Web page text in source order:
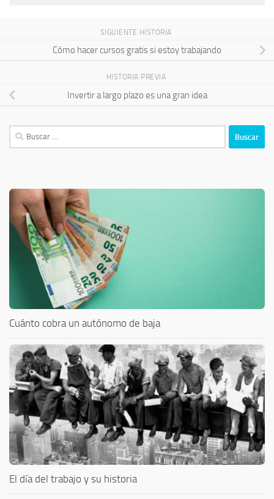
SIGUIENTE HISTORIA
Cómo hacer cursos gratis si estoy trabajando
HISTORIA PREVIA
Invertir a largo plazo es una gran idea
Buscar:
Cuánto cobra un autónomo de baja
El día del trabajo y su historia